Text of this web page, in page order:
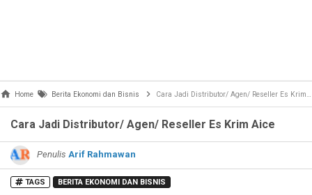
Home Berita Ekonomi dan Bisnis Cara Jadi Distributor/ Agen/ Reseller Es Krim Aice
Cara Jadi Distributor/ Agen/ Reseller Es Krim Aice
Penulis Arif Rahmawan
TAGS BERITA EKONOMI DAN BISNIS